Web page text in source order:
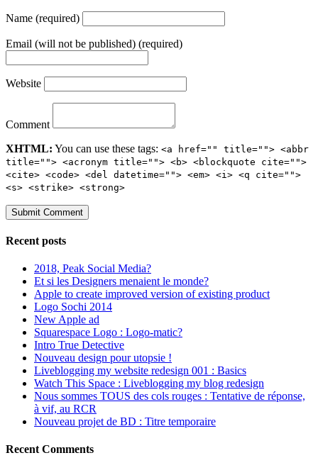
Name (required)
Email (will not be published) (required)
Website
Comment
XHTML: You can use these tags: <a href="" title=""> <abbr
title=""> <acronym title=""> <b> <blockquote cite="">
<cite> <code> <del datetime=""> <em> <i> <q cite="">
<s> <strike> <strong>
Recent posts
2018, Peak Social Media?
Et si les Designers menaient le monde?
Apple to create improved version of existing product
Logo Sochi 2014
New Apple ad
Squarespace Logo : Logo-matic?
Intro True Detective
Nouveau design pour utopsie !
Liveblogging my website redesign 001 : Basics
Watch This Space : Liveblogging my blog redesign
Nous sommes TOUS des cols rouges : Tentative de réponse,
à vif, au RCR
Nouveau projet de BD : Titre temporaire
Recent Comments